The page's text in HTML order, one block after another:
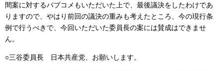
間案に対するパブコメもいただいた上で、最後議決をしたわけであ
りますので、やはり前回の議決の重みも考えたところ、今の現行条
例で行うべきで、今回いただいた委員長の案には賛成はできませ
ん。
○三谷委員長 日本共産党、お願いします。